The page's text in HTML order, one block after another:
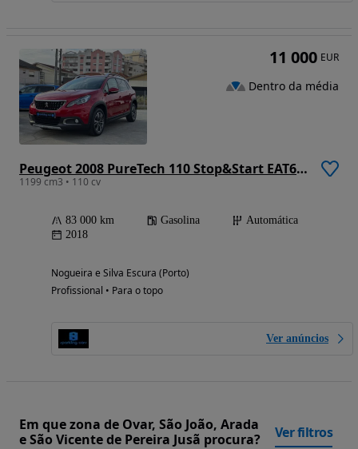
Peugeot 2008 PureTech 110 Stop&Start EAT6 Allure
1199 cm3 • 110 cv
83 000 km Gasolina
Automática
2018
Nogueira e Silva Escura (Porto)
Profissional • Para o topo
Ver anúncios
11 000 EUR
Dentro da média
Em que zona de Ovar, São João, Arada
e São Vicente de Pereira Jusã procura?
Ver filtros